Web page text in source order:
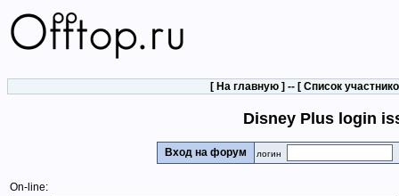
[ На главную ] -- [ Список
Disney Plus login
Вход на форум логин
On-line: